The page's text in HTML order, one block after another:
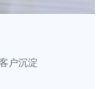
户沉淀